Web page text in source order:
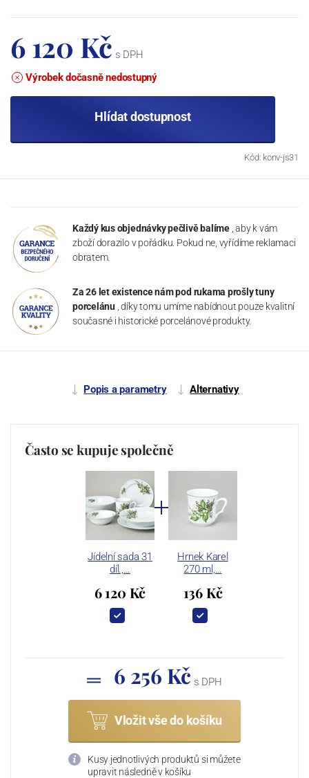
6 120 Kč s DPH
Výrobek dočasně nedostupný
Hlídat dostupnost
Kód: konv-js31
Každý kus objednávky pečlivě balíme , aby k vám
zboží dorazilo v pořádku. Pokud ne, vyřídíme reklamaci
obratem.
Za 26 let existence nám pod rukama prošly tuny
porcelánu , díky tomu umíme nabídnout pouze kvalitní
současné i historické porcelánové produkty.
Popis a parametry Alternativy
Často se kupuje společně
Jídelní sada 31
díl.,…
6 120 Kč
Hrnek Karel
270 ml,…
136 Kč
6 256 Kč s DPH
Vložit vše do košíku
Kusy jednotlivých produktů si můžete
upravit následně v košíku